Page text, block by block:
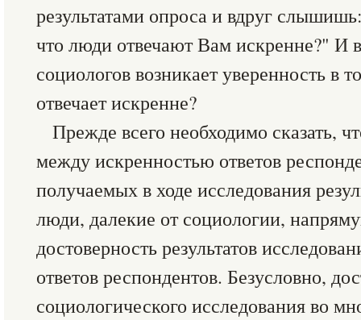
результатами опроса и вдруг
что люди отвечают Вам искренне?" И
социологов возникает уверенность в
отвечает искренне?
Прежде всего необходимо сказать,
между искренностью ответов
получаемых в ходе исследования
люди, далекие от социологии,
достоверность результатов
ответов респондентов. Безусловно,
социологического исследования во